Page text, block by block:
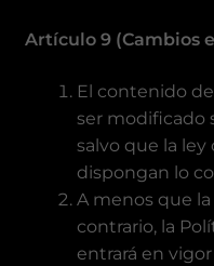
Artículo 9 (Cambios
El contenido
ser modificado
salvo que la ley
dispongan lo
A menos que
contrario, la
entrará en